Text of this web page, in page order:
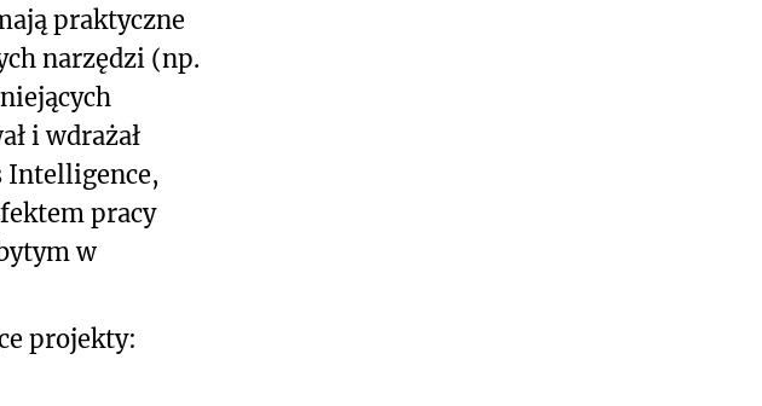
praktyczne
narzędzi (np.
i wdrażał
Intelligence,
pracy
w
projekty: